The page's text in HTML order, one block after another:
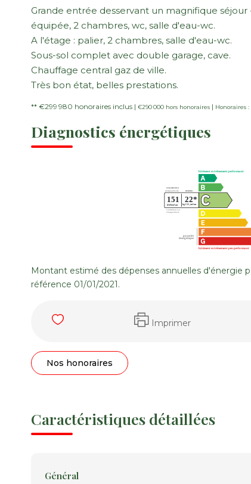
Grande entrée desservant un magnifique
équipée, 2 chambres, wc, salle d'eau-wc.
A l'étage : palier, 2 chambres, salle d'eau-wc.
Sous-sol complet avec double garage, cave.
Chauffage central gaz de ville.
Très bon état, belles prestations.
** €299 980 honoraires inclus | €290 000 hors honoraires | Honoraires
Diagnostics énergétiques
Montant estimé des dépenses annuelles d'énergie
référence 01/01/2021.
Imprimer
Nos honoraires
Caractéristiques détaillées
Général